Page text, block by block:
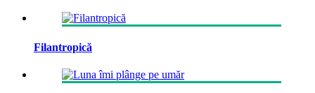
Filantropică